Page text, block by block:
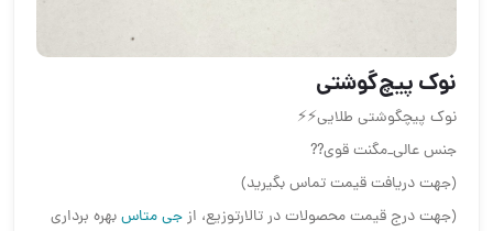
نوک پیچ‌گوشتی
نوک پیچگوشتی طلایی⚡️⚡️
جنس عالی_مگنت قوی??
(جهت دریافت قیمت تماس بگیرید)
(جهت درج قیمت محصولات در تالارتوزیع، ازجی متاسبهره برداری